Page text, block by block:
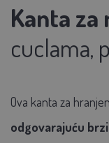
Kanta
cuclama,
Ova kanta za
odgovarajuću